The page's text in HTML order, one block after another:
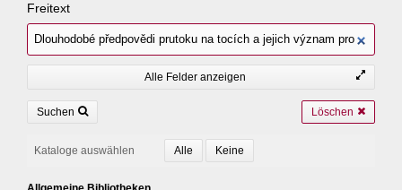
Freitext
Alle Felder anzeigen
Suchen Löschen
Kataloge auswählen